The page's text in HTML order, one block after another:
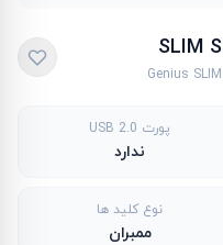
Genius
پورت USB 2.0
ندارد
نوع کلید ها
ممبران